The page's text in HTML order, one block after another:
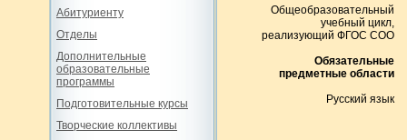
Абитуриенту
Отделы
Дополнительные
образовательные
программы
Подготовительные курсы
Творческие коллективы
Общеобразовательный
учебный цикл,
реализующий ФГОС СОО
Обязательные
предметные области
Русский язык